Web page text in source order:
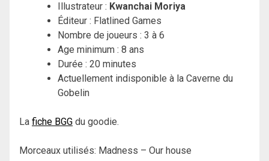
Illustrateur : Kwanchai Moriya
Éditeur : Flatlined Games
Nombre de joueurs : 3 à 6
Age minimum : 8 ans
Durée : 20 minutes
Actuellement indisponible à la Caverne du
Gobelin
La fiche BGG du goodie.
Morceaux utilisés: Madness – Our house